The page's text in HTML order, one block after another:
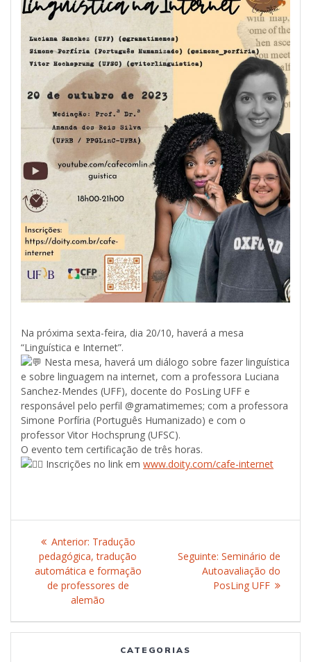
Na próxima sexta-feira, dia 20/10, haverá a mesa
“Linguística e Internet”.
Nesta mesa, haverá um diálogo sobre fazer linguística
e sobre linguagem na internet, com a professora Luciana
Sanchez-Mendes (UFF), docente do PosLing UFF e
responsável pelo perfil @gramatimemes; com a professora
Simone Porfíria (Português Humanizado) e com o
professor Vitor Hochsprung (UFSC).
O evento tem certificação de três horas.
Inscrições no link em www.doity.com/cafe-internet
Navegação
de
Post
Anterior: Post
anterior:
Tradução
pedagógica, tradução
automática e formação
de professores de
alemão
Seguinte: Post
seguinte:
Seminário de
Autoavaliação do
PosLing UFF
CATEGORIAS